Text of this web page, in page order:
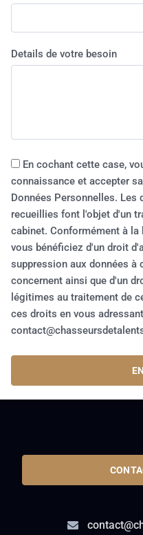
Details de votre besoin
En cochant cette case,
connaissance et accepter
Données Personnelles. Les
recueillies font l'objet d'un
cabinet. Conformément à
vous bénéficiez d'un droit
suppression aux données à
concernent ainsi que d'un
légitimes au traitement de
ces droits en vous